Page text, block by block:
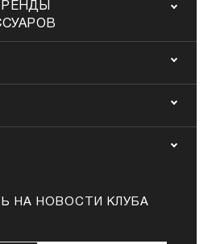
НА НОВОСТИ КЛУБА